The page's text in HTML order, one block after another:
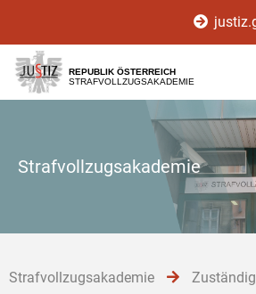
[1]
[2]
[3]
REPUBLIK ÖSTERREICH
STRAFVOLLZUGSAKADEMIE
Strafvollzugsakademie
Strafvollzugsakademie